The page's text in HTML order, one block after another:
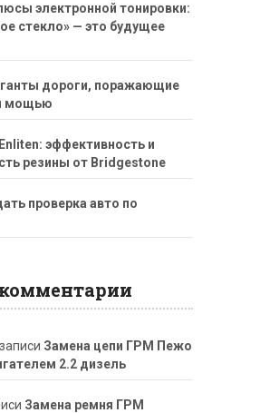
электронной тонировки:
стекло» — это будущее
дороги, поражающие
мощью
эффективность и
резины от Bridgestone
проверка авто по
Замена цепи ГРМ Пежо
2.2 дизель
Замена ремня ГРМ